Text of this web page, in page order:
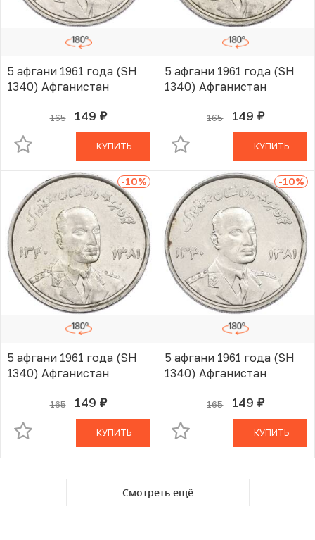
5 афгани 1961 года (SH
1340) Афганистан
165 149 руб.
В КОРЗИНЕ
КУПИТЬ
5 афгани 1961 года (SH
1340) Афганистан
165 149 руб.
В КОРЗИНЕ
КУПИТЬ
-10%
5 афгани 1961 года (SH
1340) Афганистан
165 149 руб.
В КОРЗИНЕ
КУПИТЬ
-10%
5 афгани 1961 года (SH
1340) Афганистан
165 149 руб.
В КОРЗИНЕ
КУПИТЬ
Смотреть ещё